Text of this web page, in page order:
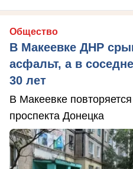
Общество
В Макеевке ДНР
асфальт, а в
30 лет
В Макеевке
проспекта Донецка